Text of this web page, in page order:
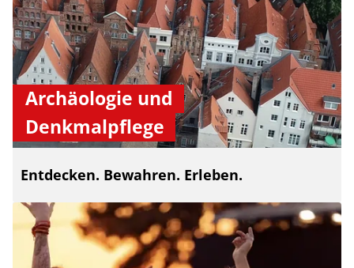
Archäologie und
Denkmalpflege
Entdecken. Bewahren. Erleben.